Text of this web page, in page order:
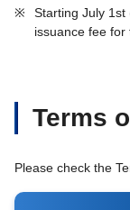
※
Starting July 1st
issuance fee for
Terms
Please check the